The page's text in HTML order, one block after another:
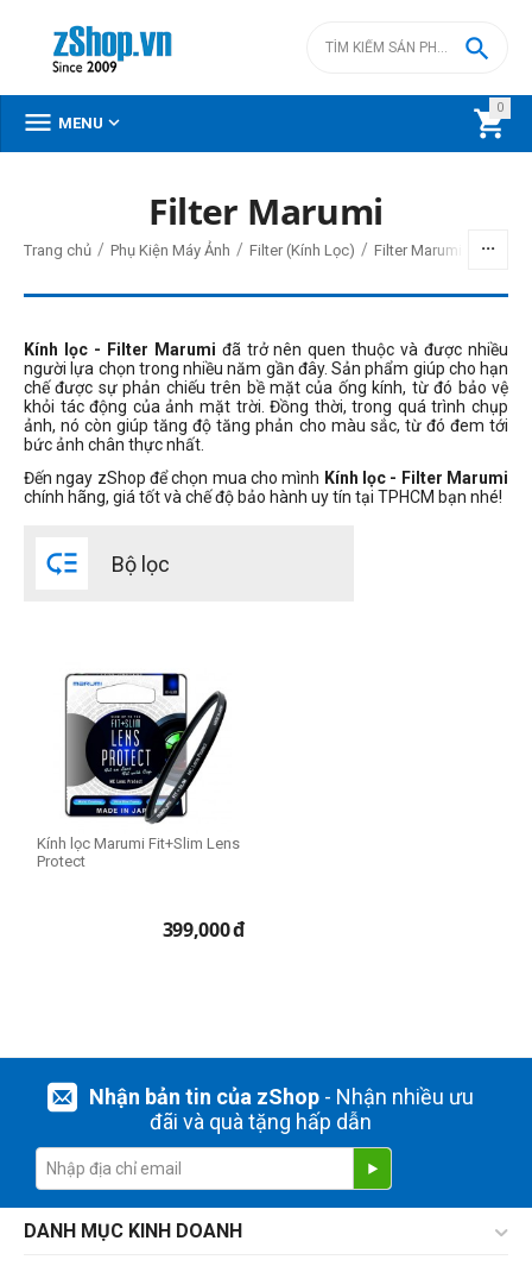
0


 MENU 
đ
299000đ 399000đ
Kích thước filter (1)
55mm
Filter Marumi
Trang chủ / Phụ Kiện Máy Ảnh / Filter (Kính Lọc) / Filter Marumi
Kính lọc - Filter Marumi đã trở nên quen thuộc và được nhiều
người lựa chọn trong nhiều năm gần đây. Sản phẩm giúp cho hạn
chế được sự phản chiếu trên bề mặt của ống kính, từ đó bảo vệ
khỏi tác động của ảnh mặt trời. Đồng thời, trong quá trình chụp
ảnh, nó còn giúp tăng độ tăng phản cho màu sắc, từ đó đem tới
bức ảnh chân thực nhất.
Đến ngay zShop để chọn mua cho mình Kính lọc - Filter Marumi
chính hãng, giá tốt và chế độ bảo hành uy tín tại TPHCM bạn nhé!
 Bộ lọc
Kính lọc Marumi Fit+Slim Lens
Protect
399,000đ
Nhận bản tin của zShop- Nhận nhiều ưu
đãi và quà tặng hấp dẫn
DANH MỤC KINH DOANH